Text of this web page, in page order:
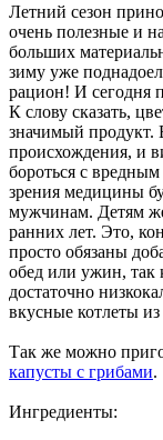
Летний сезон
очень полезные и
больших
зиму уже
рацион! И сегодня
К слову сказать,
значимый продукт.
происхождения, и
бороться с
зрения медицины
мужчинам. Детям
ранних лет. Это,
просто обязаны
обед или ужин, так
достаточно
вкусные котлеты
Так же можно
капусты с грибами.
Ингредиенты: